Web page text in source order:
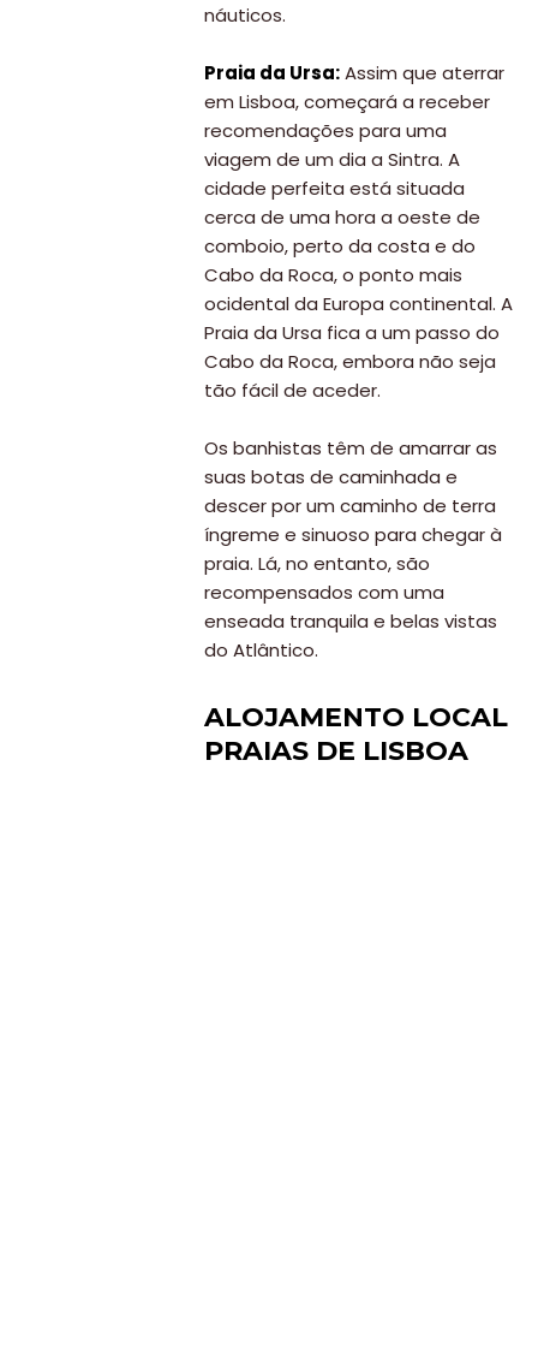
náuticos.
Praia da Ursa:Assim que aterrar
em Lisboa, começará a receber
recomendações para uma
viagem de um dia a Sintra. A
cidade perfeita está situada
cerca de uma hora a oeste de
comboio, perto da costa e do
Cabo da Roca, o ponto mais
ocidental da Europa continental. A
Praia da Ursa fica a um passo do
Cabo da Roca, embora não seja
tão fácil de aceder.
Os banhistas têm de amarrar as
suas botas de caminhada e
descer por um caminho de terra
íngreme e sinuoso para chegar à
praia. Lá, no entanto, são
recompensados com uma
enseada tranquila e belas vistas
do Atlântico.
ALOJAMENTO LOCAL
PRAIAS DE LISBOA